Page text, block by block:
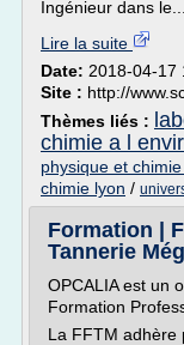
Ingénieur dans le...
Lire la suite
Date: 2018-04-17
Site : http://
Thèmes liés :
chimie a l
physique et
chimie lyon /
Formation |
Tannerie
OPCALIA est un
Formation
La FFTM adhère